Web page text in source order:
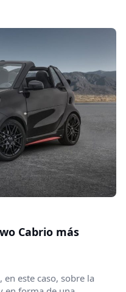
Cabrio más
en este caso, sobre la